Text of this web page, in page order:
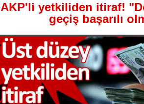
AKP'li yetkiliden itiraf!
geçiş başarılı